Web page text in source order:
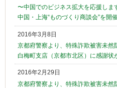
〜中国でのビジネス拡大を応援しま
中国・上海“ものづくり商談会”を開催
2016年3月8日
京都府警察より、特殊詐欺被害未然
白梅町支店（京都市北区）に感謝状
2016年2月29日
京都府警察より、特殊詐欺被害未然